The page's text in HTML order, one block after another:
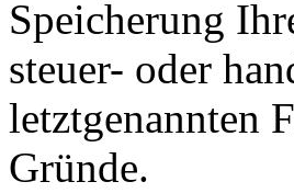
Speicherung
steuer- oder
letztgenannten
Gründe.